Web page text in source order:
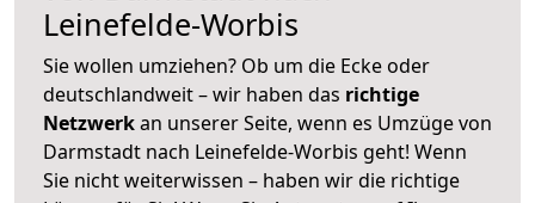
Leinefelde-Worbis
Sie wollen umziehen? Ob um die Ecke oder
deutschlandweit – wir haben das richtige
Netzwerkan unserer Seite, wenn es Umzüge von
Darmstadt nach Leinefelde-Worbis geht! Wenn
Sie nicht weiterwissen – haben wir die richtige